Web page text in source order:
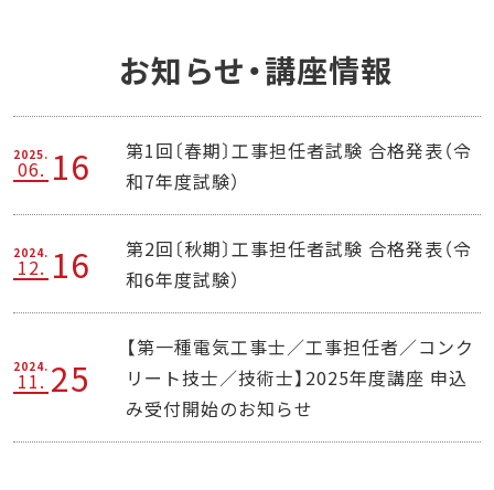
お知らせ・講座情報
2025.
06. 16
第1回〔春期〕工事担任者試験 合格発表（令
和7年度試験）
2024.
12. 16
第2回〔秋期〕工事担任者試験 合格発表（令
和6年度試験）
2024.
11. 25
【第一種電気工事士／工事担任者／コンク
リート技士／技術士】2025年度講座 申込
み受付開始のお知らせ